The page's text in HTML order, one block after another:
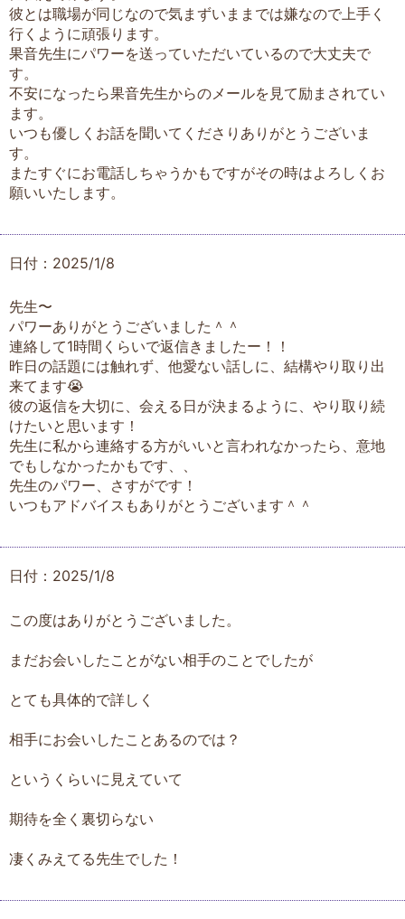
彼とは職場が同じなので気まずいままでは嫌なので上手く
行くように頑張ります。
果音先生にパワーを送っていただいているので大丈夫で
す。
不安になったら果音先生からのメールを見て励まされてい
ます。
いつも優しくお話を聞いてくださりありがとうございま
す。
またすぐにお電話しちゃうかもですがその時はよろしくお
願いいたします。
日付：2025/1/8
先生〜
パワーありがとうございました＾＾
連絡して1時間くらいで返信きましたー！！
昨日の話題には触れず、他愛ない話しに、結構やり取り出
来てます😭
彼の返信を大切に、会える日が決まるように、やり取り続
けたいと思います！
先生に私から連絡する方がいいと言われなかったら、意地
でもしなかったかもです、、
先生のパワー、さすがです！
いつもアドバイスもありがとうございます＾＾
日付：2025/1/8
この度はありがとうございました。
まだお会いしたことがない相手のことでしたが
とても具体的で詳しく
相手にお会いしたことあるのでは？
というくらいに見えていて
期待を全く裏切らない
凄くみえてる先生でした！